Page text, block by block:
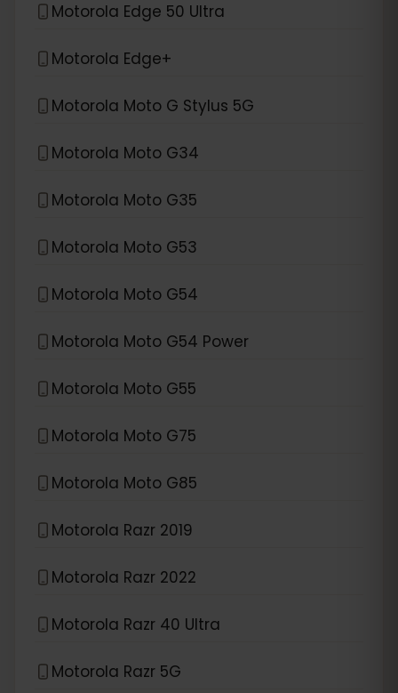
Motorola Edge 50 Ultra
Motorola Edge+
Motorola Moto G Stylus 5G
Motorola Moto G34
Motorola Moto G35
Motorola Moto G53
Motorola Moto G54
Motorola Moto G54 Power
Motorola Moto G55
Motorola Moto G75
Motorola Moto G85
Motorola Razr 2019
Motorola Razr 2022
Motorola Razr 40 Ultra
Motorola Razr 5G